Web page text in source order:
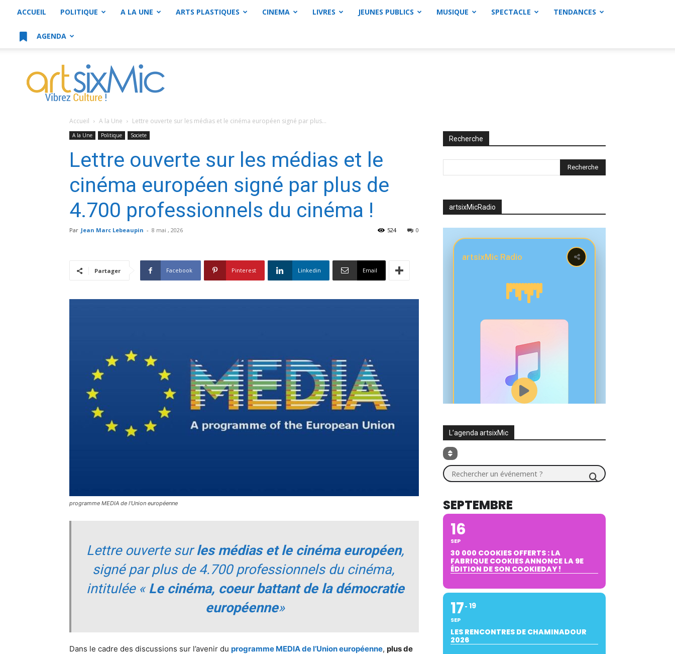
ACCUEIL POLITIQUE A LA UNE ARTS PLASTIQUES CINEMA LIVRES JEUNES PUBLICS MUSIQUE SPECTACLE TENDANCES
AGENDA
artsixMic
Accueil A la Une Lettre ouverte sur les médias et le cinéma européen signé par plus...
A la Une Politique Societe
Lettre ouverte sur les médias et le
cinéma européen signé par plus de
4.700 professionnels du cinéma !
Par Jean Marc Lebeaupin - 8 mai , 2026 0
524
Partager Facebook Pinterest Linkedin Email
programme MEDIA de l'Union européenne
Lettre ouverte surles médias et le cinéma européen,
signé par plus de 4.700 professionnels du cinéma,
intitulée «Le cinéma, coeur battant de la démocratie
européenne»
Dans le cadre des discussions sur l’avenir du programme MEDIA de l’Union européenne, plus de
Recherche
artsixMicRadio
L’agenda artsixMic
Rechercher un événement ?
SEPTEMBRE
16
SEP
30 000 COOKIES OFFERTS : LA
FABRIQUE COOKIES ANNONCE LA 9E
ÉDITION DE SON COOKIEDAY !
17
SEP
19
LES RENCONTRES DE CHAMINADOUR
2026